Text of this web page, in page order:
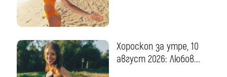
Хороскоп за утре, 10
август 2026: Любов...